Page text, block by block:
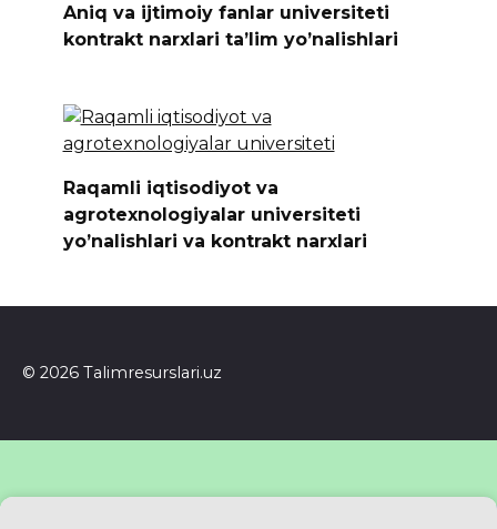
Aniq va ijtimoiy fanlar universiteti
kontrakt narxlari ta’lim yo’nalishlari
Raqamli iqtisodiyot va
agrotexnologiyalar universiteti
yo’nalishlari va kontrakt narxlari
© 2026 Talimresurslari.uz